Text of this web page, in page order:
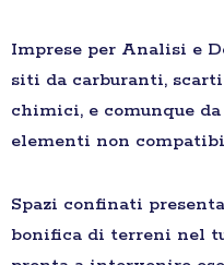
Imprese per Analisi e
siti da carburanti,
chimici, e comunque
elementi non
Spazi confinati
bonifica di terreni nel